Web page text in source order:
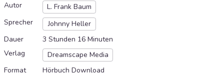
Autor
L. Frank Baum
Sprecher
Johnny Heller
Dauer
3 Stunden 16 Minuten
Verlag
Dreamscape Media
Format
Hörbuch Download